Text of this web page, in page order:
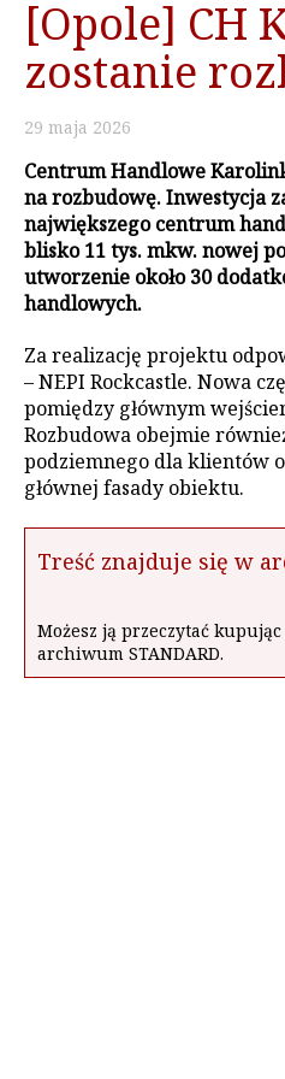
[Opole] CH
zostanie
29 maja 2026
Centrum Handlowe
na rozbudowę. Inwestycja
największego centrum
blisko 11 tys. mkw. nowej
utworzenie około 30
handlowych.
Za realizację projektu
– NEPI Rockcastle. Nowa
pomiędzy głównym
Rozbudowa obejmie
podziemnego dla klientów
głównej fasady obiektu.
Treść znajduje się w
Możesz ją przeczytać
archiwum STANDARD.